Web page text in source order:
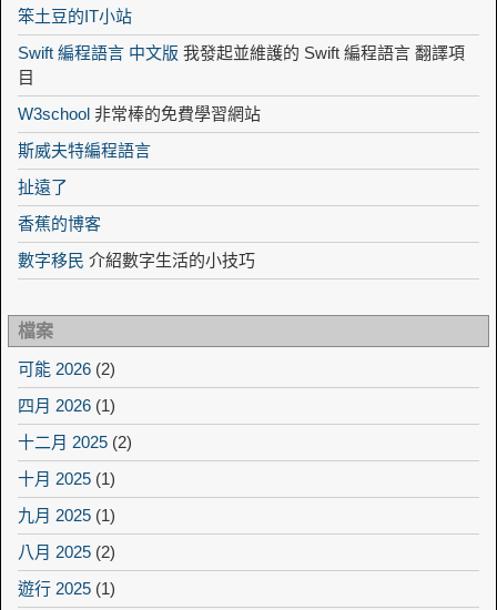
笨土豆的IT小站
Swift 編程語言 中文版 我發起並維護的 Swift 編程語言 翻譯項
目
W3school 非常棒的免費學習網站
斯威夫特編程語言
扯遠了
香蕉的博客
數字移民 介紹數字生活的小技巧
檔案
可能 2026 (2)
四月 2026 (1)
十二月 2025 (2)
十月 2025 (1)
九月 2025 (1)
八月 2025 (2)
遊行 2025 (1)